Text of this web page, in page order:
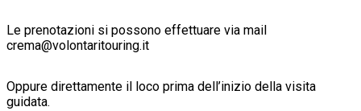
Le prenotazioni si possono effettuare via mail
crema@volontaritouring.it
Oppure direttamente il loco prima dell’inizio della visita
guidata.